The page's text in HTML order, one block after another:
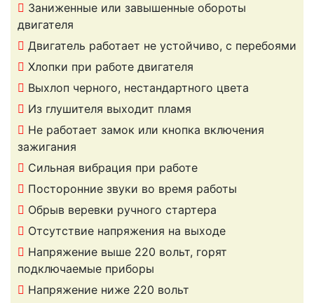
Заниженные или завышенные обороты
двигателя
Двигатель работает не устойчиво, с перебоями
Хлопки при работе двигателя
Выхлоп черного, нестандартного цвета
Из глушителя выходит пламя
Не работает замок или кнопка включения
зажигания
Сильная вибрация при работе
Посторонние звуки во время работы
Обрыв веревки ручного стартера
Отсутствие напряжения на выходе
Напряжение выше 220 вольт, горят
подключаемые приборы
Напряжение ниже 220 вольт